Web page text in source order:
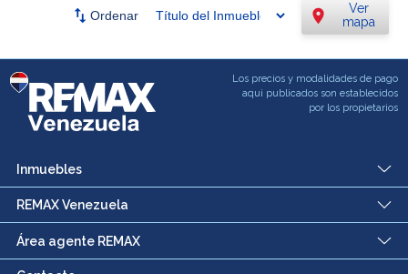
swap_vert Ordenar location_on
Ver
mapa
Los precios y modalidades de pago
aqui publicados son establecidos
por los propietarios
Inmuebles
REMAX Venezuela
Área agente REMAX